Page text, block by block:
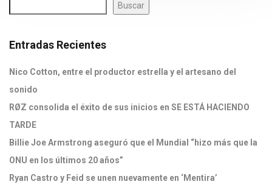
Buscar
Entradas Recientes
Nico Cotton, entre el productor estrella y el artesano del
sonido
RØZ consolida el éxito de sus inicios en SE ESTÁ HACIENDO
TARDE
Billie Joe Armstrong aseguró que el Mundial “hizo más que la
ONU en los últimos 20 años”
Ryan Castro y Feid se unen nuevamente en ‘Mentira’